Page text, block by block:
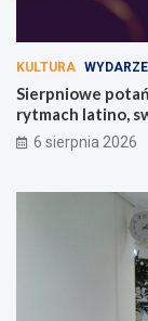
KULTURA
Sierpniowe
rytmach latino,
6 sierpnia 2026